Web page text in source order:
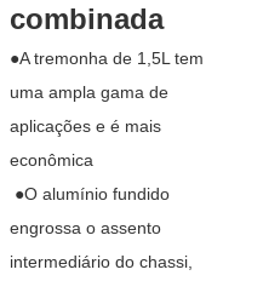
combinada
●A tremonha de 1,5L tem
uma ampla gama de
aplicações e é mais
econômica
●O alumínio fundido
engrossa o assento
intermediário do chassi,